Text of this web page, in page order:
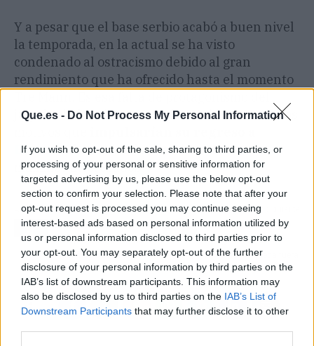
Que.es - Do Not Process My Personal Information
If you wish to opt-out of the sale, sharing to third parties, or
processing of your personal or sensitive information for
targeted advertising by us, please use the below opt-out
section to confirm your selection. Please note that after your
opt-out request is processed you may continue seeing
interest-based ads based on personal information utilized by
us or personal information disclosed to third parties prior to
your opt-out. You may separately opt-out of the further
disclosure of your personal information by third parties on the
IAB’s list of downstream participants. This information may
also be disclosed by us to third parties on the IAB’s List of
Downstream Participants that may further disclose it to other
Y a pesar que el base serbio acabó a buen nivel
la temporada, en la actual se ha visto
condenado al ostracismo debido al gran
rendimiento que ha ofrecido hasta el momento
jugador balcánico en Estados Unidos uno de los
Europaahora, con los de Chus Mateo como
máximos interesados.
Artículo anterior
Huijsen habla de su
fichaje por el Real Madrid
y airea su cláusula
Artículo siguiente
Carlos Sainz recibe
castigo brutal de
Williams: se queda fuera